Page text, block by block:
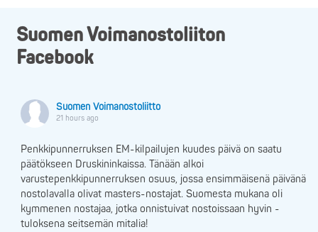
Suomen Voimanostoliiton
Facebook
Suomen Voimanostoliitto
21 hours ago
Penkkipunnerruksen EM-kilpailujen kuudes päivä on saatu
päätökseen Druskininkaissa. Tänään alkoi
varustepenkkipunnerruksen osuus, jossa ensimmäisenä päivänä
nostolavalla olivat masters-nostajat. Suomesta mukana oli
kymmenen nostajaa, jotka onnistuivat nostoissaan hyvin -
tuloksena seitsemän mitalia!